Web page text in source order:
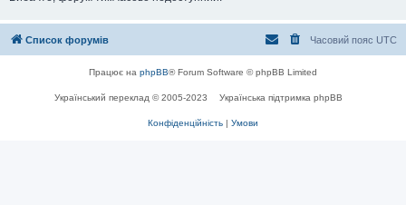
Список форумів Часовий пояс UTC
Працює на phpBB® Forum Software © phpBB Limited
Український переклад © 2005-2023 Українська підтримка phpBB
Конфіденційність | Умови